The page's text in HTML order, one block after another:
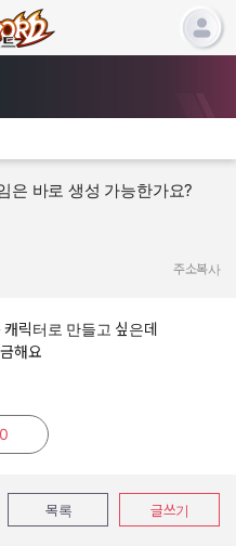
은 바로 생성 가능한가요?
주소복사
릭터로 만들고 싶은데
해요
하기:
0
목록 글쓰기